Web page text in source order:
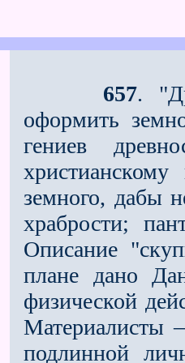
657.
оформить
гениев
земного, дабы
храбрости;
Описание
плане дано
физической
Материалисты
подлинной